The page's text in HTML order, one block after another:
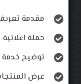
مقدمة
حملة اعلانية
توضيح خدمة
عرض